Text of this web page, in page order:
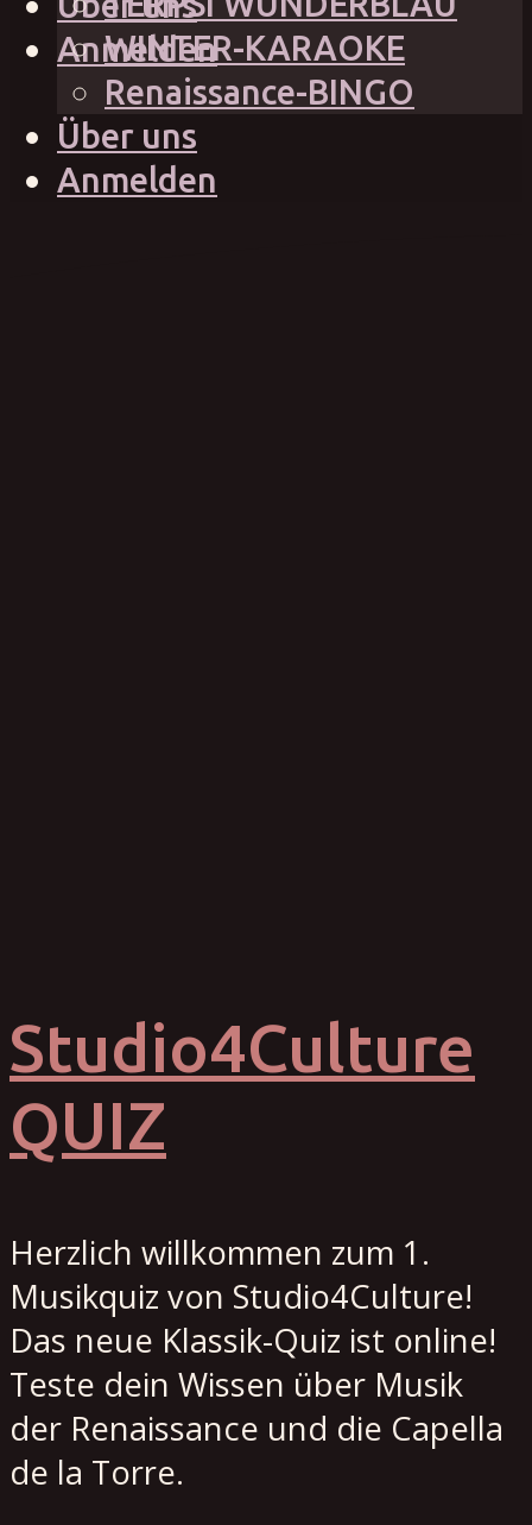
Anmelden
WINTER-KARAOKE
Renaissance-BINGO
Über uns
Anmelden
Studio4Culture
QUIZ
Herzlich willkommen zum 1.
Musikquiz von Studio4Culture!
Das neue Klassik-Quiz ist online!
Teste dein Wissen über Musik
der Renaissance und die Capella
de la Torre.